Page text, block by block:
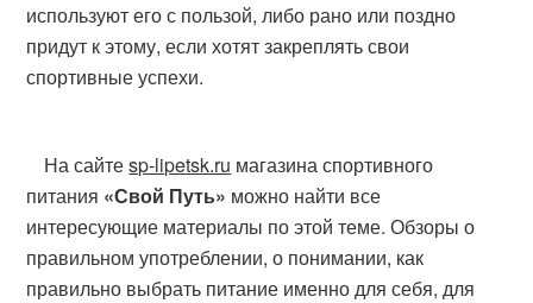
используют его с пользой, либо рано или поздно
придут к этому, если хотят закреплять свои
спортивные успехи.
На сайтеsp-lipetsk.ru магазина спортивного
питания «Свой Путь» можно найти все
интересующие материалы по этой теме. Обзоры о
правильном употреблении, о понимании, как
правильно выбрать питание именно для себя, для